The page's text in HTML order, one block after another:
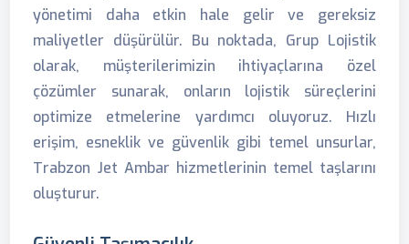
yönetimi daha etkin hale gelir ve gereksiz
maliyetler düşürülür. Bu noktada, Grup Lojistik
olarak, müşterilerimizin ihtiyaçlarına özel
çözümler sunarak, onların lojistik süreçlerini
optimize etmelerine yardımcı oluyoruz. Hızlı
erişim, esneklik ve güvenlik gibi temel unsurlar,
Trabzon Jet Ambar hizmetlerinin temel taşlarını
oluşturur.